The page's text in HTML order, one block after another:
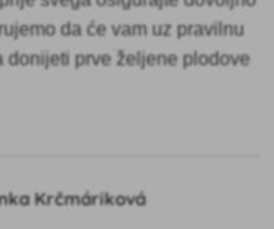
da će vam uz pravilnu
donijeti prve željene plodove
Krčmáriková